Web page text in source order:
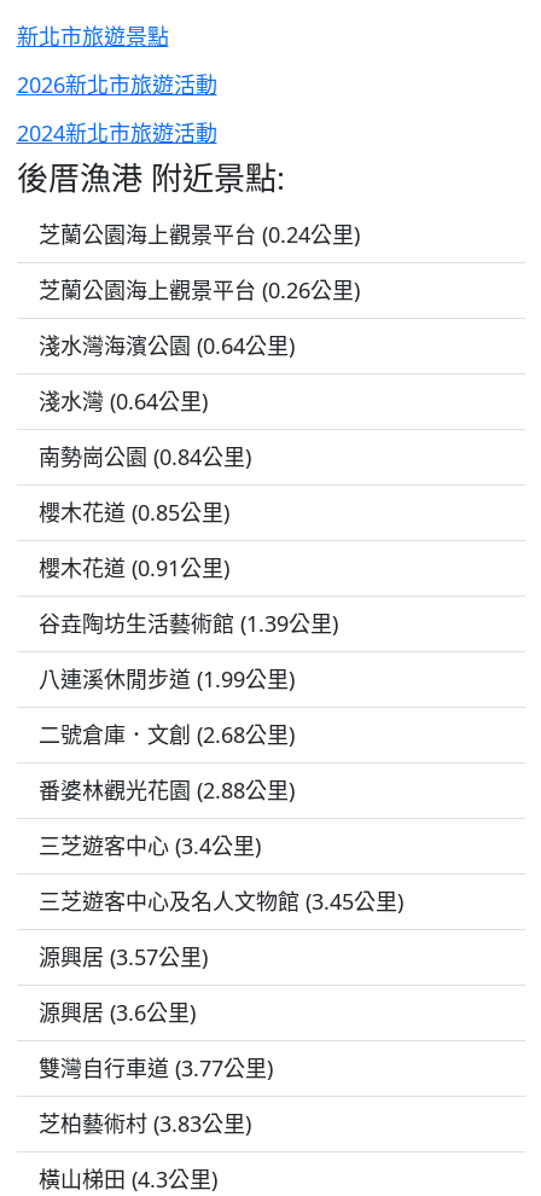
新北市旅遊景點
2026新北市旅遊活動
2024新北市旅遊活動
後厝漁港 附近景點:
芝蘭公園海上觀景平台 (0.24公里)
芝蘭公園海上觀景平台 (0.26公里)
淺水灣海濱公園 (0.64公里)
淺水灣 (0.64公里)
南勢崗公園 (0.84公里)
櫻木花道 (0.85公里)
櫻木花道 (0.91公里)
谷垚陶坊生活藝術館 (1.39公里)
八連溪休閒步道 (1.99公里)
二號倉庫．文創 (2.68公里)
番婆林觀光花園 (2.88公里)
三芝遊客中心 (3.4公里)
三芝遊客中心及名人文物館 (3.45公里)
源興居 (3.57公里)
源興居 (3.6公里)
雙灣自行車道 (3.77公里)
芝柏藝術村 (3.83公里)
橫山梯田 (4.3公里)